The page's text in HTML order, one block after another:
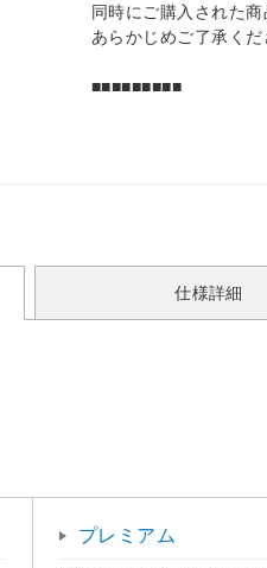
同時にご購入された
あらかじめご了承くだ
■■■■■■■■■
仕様詳細
プレミアム